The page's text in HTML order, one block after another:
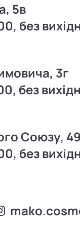
5в
без
3г
без
Союзу, 49
без